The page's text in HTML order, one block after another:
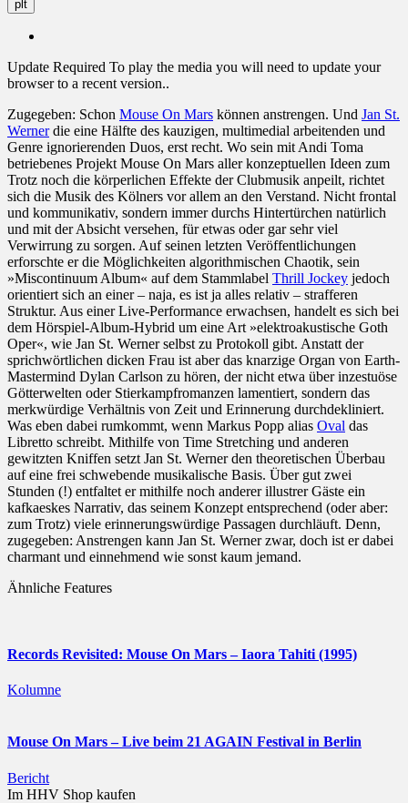
plt
Update Required To play the media you will need to update your
browser to a recent version..
Zugegeben: Schon Mouse On Mars können anstrengen. Und Jan St.
Wernerdie eine Hälfte des kauzigen, multimedial arbeitenden und
Genre ignorierenden Duos, erst recht. Wo sein mit Andi Toma
betriebenes Projekt Mouse On Mars aller konzeptuellen Ideen zum
Trotz noch die körperlichen Effekte der Clubmusik anpeilt, richtet
sich die Musik des Kölners vor allem an den Verstand. Nicht frontal
und kommunikativ, sondern immer durchs Hintertürchen natürlich
und mit der Absicht versehen, für etwas oder gar sehr viel
Verwirrung zu sorgen. Auf seinen letzten Veröffentlichungen
erforschte er die Möglichkeiten algorithmischen Chaotik, sein
»Miscontinuum Album« auf dem Stammlabel Thrill Jockey jedoch
orientiert sich an einer – naja, es ist ja alles relativ – strafferen
Struktur. Aus einer Live-Performance erwachsen, handelt es sich bei
dem Hörspiel-Album-Hybrid um eine Art »elektroakustische Goth
Oper«, wie Jan St. Werner selbst zu Protokoll gibt. Anstatt der
sprichwörtlichen dicken Frau ist aber das knarzige Organ von Earth-
Mastermind Dylan Carlson zu hören, der nicht etwa über inzestuöse
Götterwelten oder Stierkampfromanzen lamentiert, sondern das
merkwürdige Verhältnis von Zeit und Erinnerung durchdekliniert.
Was eben dabei rumkommt, wenn Markus Popp alias Oval das
Libretto schreibt. Mithilfe von Time Stretching und anderen
gewitzten Kniffen setzt Jan St. Werner den theoretischen Überbau
auf eine frei schwebende musikalische Basis. Über gut zwei
Stunden (!) entfaltet er mithilfe noch anderer illustrer Gäste ein
kafkaeskes Narrativ, das seinem Konzept entsprechend (oder aber:
zum Trotz) viele erinnerungswürdige Passagen durchläuft. Denn,
zugegeben: Anstrengen kann Jan St. Werner zwar, doch ist er dabei
charmant und einnehmend wie sonst kaum jemand.
Ähnliche Features
Records Revisited: Mouse On Mars – Iaora Tahiti (1995)
Kolumne
Mouse On Mars – Live beim 21 AGAIN Festival in Berlin
Bericht
Im HHV Shop kaufen